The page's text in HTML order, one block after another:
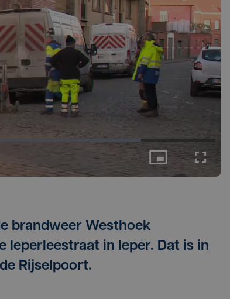
brandweer Westhoek
Ieperleestraat in Ieper. Dat is in
Rijselpoort.